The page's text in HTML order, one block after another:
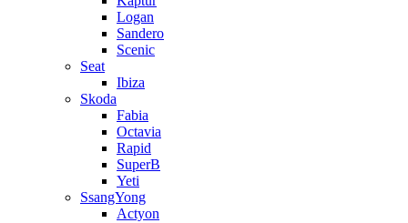
Logan
Sandero
Scenic
Seat
Ibiza
Skoda
Fabia
Octavia
Rapid
SuperB
Yeti
SsangYong
Actyon